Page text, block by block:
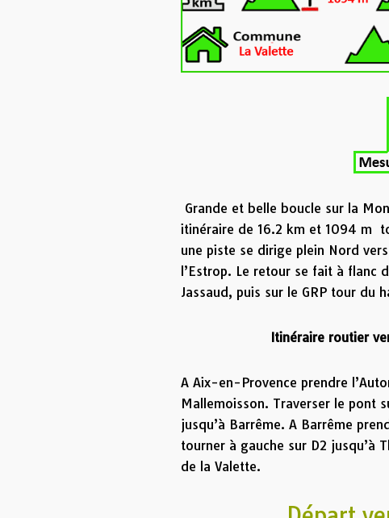
Grande et belle boucle sur la
itinéraire de 16.2 km et 1094 m
une piste se dirige plein Nord
l’Estrop. Le retour se fait à flanc
Jassaud, puis sur le GRP tour du
Itinéraire routier
A Aix-en-Provence prendre
Mallemoisson. Traverser le pont
jusqu’à Barrême. A Barrême
tourner à gauche sur D2 jusqu’à
de la Valette.